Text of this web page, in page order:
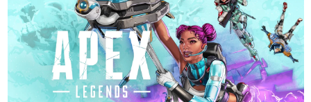
ゲームが変えた日本語
「経験値」「裏技」「ラスボス」… ゲームにまつわる言葉
の起源や用法の変遷を、コンピューター文化史研究家・タ
イニーP氏が徹底調査。
カテゴリ